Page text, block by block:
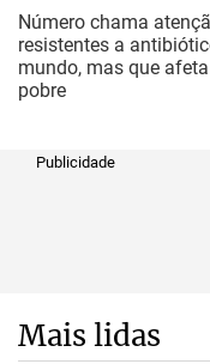
Número chama
resistentes a
mundo, mas que
pobre
Publicidade
Mais lidas